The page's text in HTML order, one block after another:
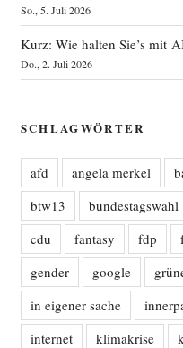
So., 5. Juli 2026
Kurz: Wie halten Sie’s mit
Do., 2. Juli 2026
SCHLAGWÖRTER
afd angela merkel
btw13
bundestagswahl
cdu
fantasy fdp
gender
google
in eigener sache
internet
klimakrise